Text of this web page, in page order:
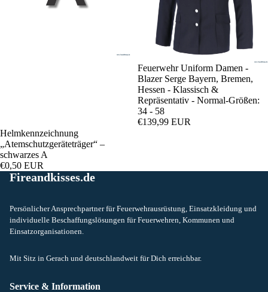
Helmkennzeichnung
„Atemschutzgeräteträger“ –
schwarzes A
€0,50 EUR
Feuerwehr Uniform Damen -
Blazer Serge Bayern, Bremen,
Hessen - Klassisch &
Repräsentativ - Normal-Größen:
34 - 58
€139,99 EUR
Fireandkisses.de
Persönlicher Ansprechpartner für Feuerwehrausrüstung, Einsatzkleidung und
individuelle Beschaffungslösungen für Feuerwehren, Kommunen und
Einsatzorganisationen.
Mit Sitz in Gerach und deutschlandweit für Dich erreichbar.
Service & Information